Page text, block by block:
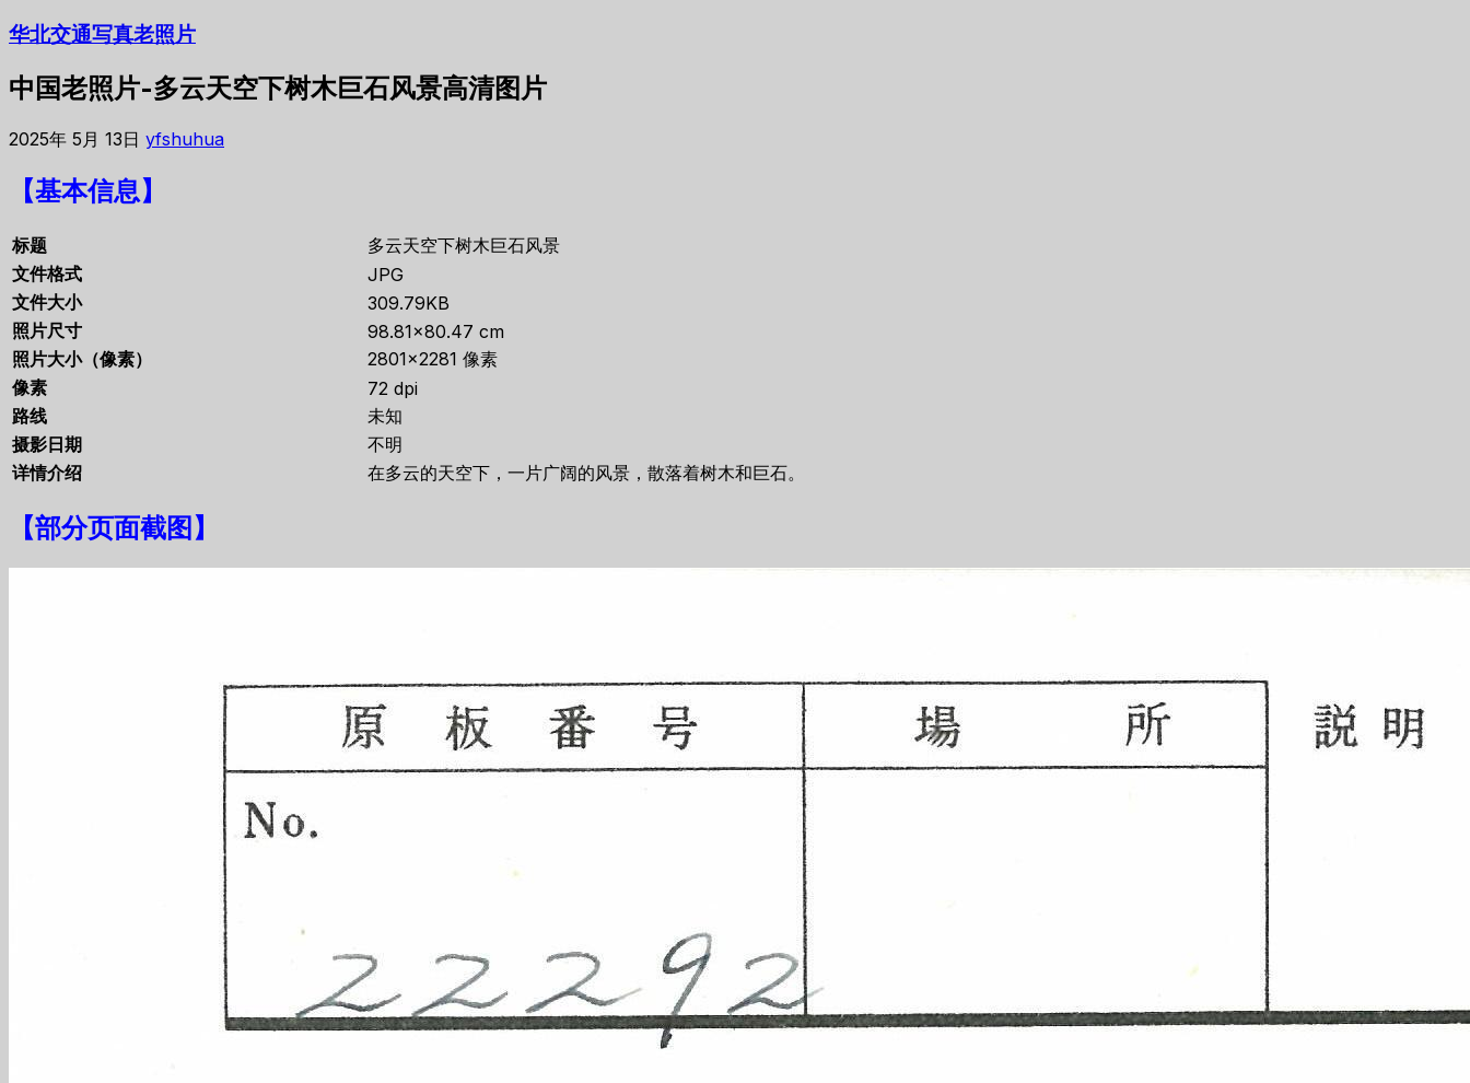
华北交通写真老照片
中国老照片-多云天空下树木巨石风景高清图片
2025年 5月 13日 yfshuhua
【基本信息】
标题
多云天空下树木巨石风景
文件格式
JPG
文件大小
309.79KB
照片尺寸
98.81×80.47 cm
照片大小（像素）
2801×2281 像素
像素
72 dpi
路线
未知
摄影日期
不明
详情介绍
在多云的天空下，一片广阔的风景，散落着树木和巨石。
【部分页面截图 】